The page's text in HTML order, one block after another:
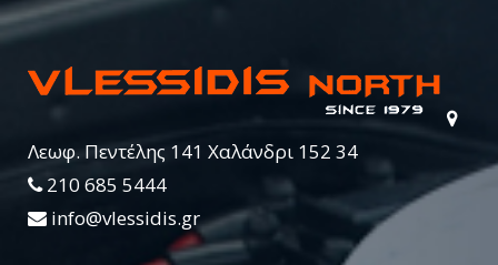
Λεωφ. Πεντέλης 141 Χαλάνδρι 152 34
210 685 5444
info@vlessidis.gr